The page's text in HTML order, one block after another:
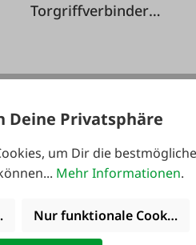
Torgriffverbinder
9,50 €*
Deine Privatsphäre
um Dir die bestmögliche
Mehr Informationen.
Nur funktionale Cookies